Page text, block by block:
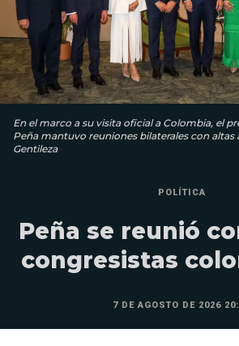
En el marco a su visita oficial a Colombia, el
Peña mantuvo reuniones bilaterales con altas
Gentileza
POLÍTICA
Peña se reunió
congresistas
7 DE AGOSTO DE 2026